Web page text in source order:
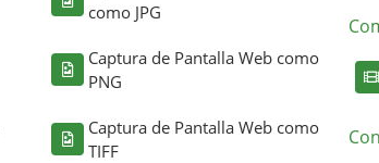
como JPG
Captura de Pantalla Web como
PNG
Captura de Pantalla Web como
TIFF